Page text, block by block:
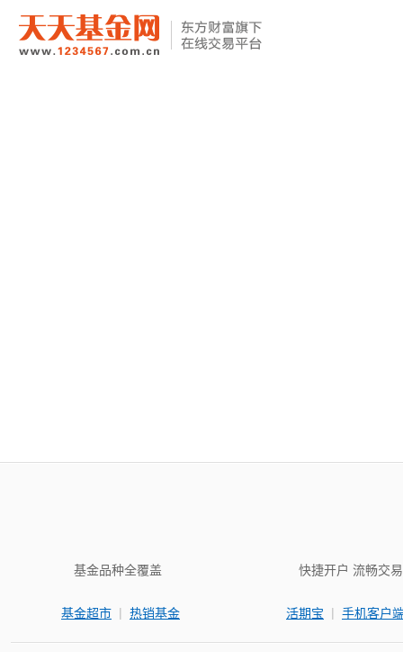
基金品种全覆盖
基金超市 | 热销基金
快捷开户 流畅交易
活期宝 | 手机客户